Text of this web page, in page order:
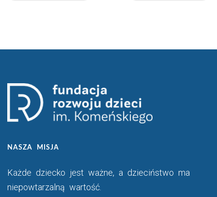
NASZA MISJA
Każde dziecko jest ważne, a dzieciństwo ma
niepowtarzalną wartość.